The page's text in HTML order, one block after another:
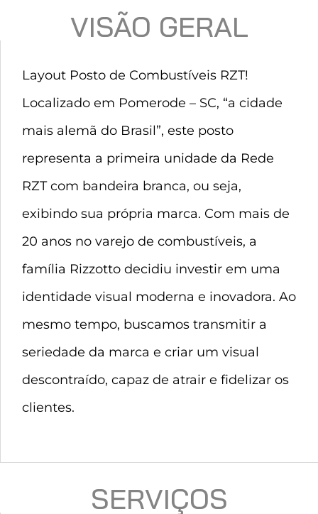
VISÃO GERAL
Layout Posto de Combustíveis RZT!
Localizado em Pomerode – SC, “a cidade
mais alemã do Brasil”, este posto
representa a primeira unidade da Rede
RZT com bandeira branca, ou seja,
exibindo sua própria marca. Com mais de
20 anos no varejo de combustíveis, a
família Rizzotto decidiu investir em uma
identidade visual moderna e inovadora. Ao
mesmo tempo, buscamos transmitir a
seriedade da marca e criar um visual
descontraído, capaz de atrair e fidelizar os
clientes.
SERVIÇOS